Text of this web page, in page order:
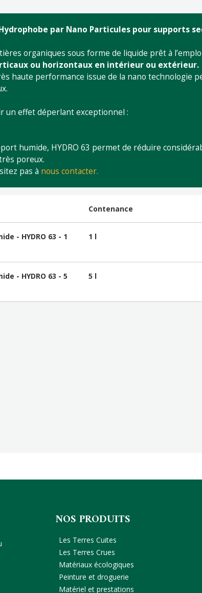
par Nano Particules pour supports
organiques sous forme de liquide prêt à
ou horizontaux en intérieur ou extérieur.
haute performance issue de la nano technologie
un effet déperlant exceptionnel :
humide, HYDRO 63 permet de réduire
poreux.
pas à nous contacter.
Contenance
- HYDRO 63 - 1
1 l
- HYDRO 63 - 5
5 l
NOS PRODUITS
Les Terres Cuites
Les Terres Crues
Matériaux écologiques
Peinture et droguerie
Matériel et prestations